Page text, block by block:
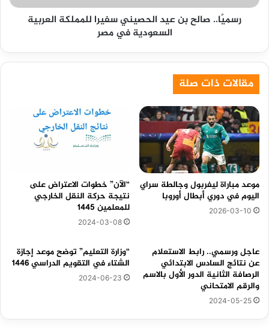
السعودية
رسميًا.. صالح بن عيد الحصيني سفيرا للمملكة العربية
السعودية في مصر
مقالات ذات صلة
موعد مباراة ليفربول وجالطة سراي
اليوم في دوري أبطال أوروبا
2026-03-10
“الآن” خطوات الاعتراض على
نتيجة حركة النقل الخارجي
للمعلمين 1445
2024-03-08
عاجل ورسمي.. رابط الاستعلام
عن نتائج السادس الابتدائي
الرصافة الثانية الدور الأول بالاسم
والرقم الامتحاني
2024-05-25
“وزارة التعليم” توضح موعد إجازة
الشتاء في التقويم الدراسي 1446
2024-06-23